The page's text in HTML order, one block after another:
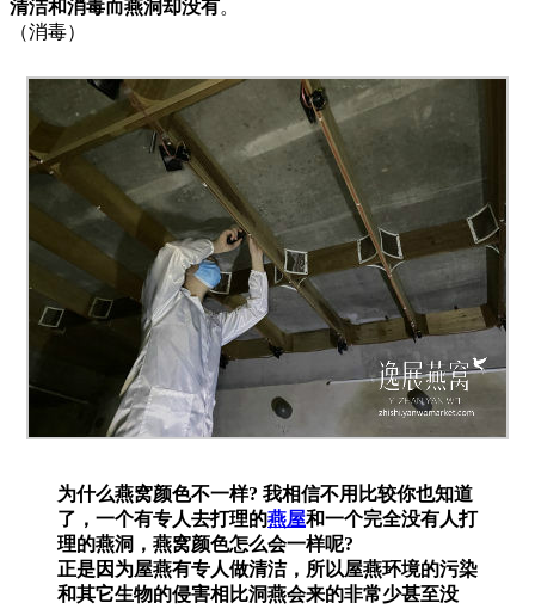
清洁和消毒而燕洞却没有。
（消毒）
为什么燕窝颜色不一样? 我相信不用比较你也知道
了，一个有专人去打理的燕屋和一个完全没有人打
理的燕洞，燕窝颜色怎么会一样呢?
正是因为屋燕有专人做清洁，所以屋燕环境的污染
和其它生物的侵害相比洞燕会来的非常少甚至没